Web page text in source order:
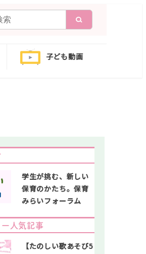
索
子ども動画
学生が挑む、新しい
保育のかたち。保育
みらいフォーラム
人気記事
【たのしい歌あそび5